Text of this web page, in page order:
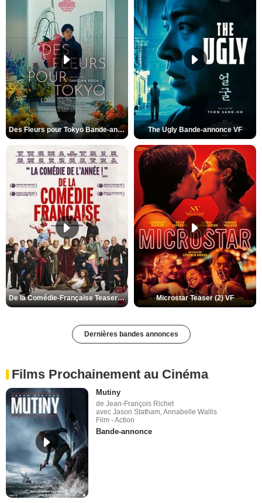
Des Fleurs pour Tokyo Bande-annonce VO STFR The Ugly Bande-annonce VF
De la Comédie-Française Teaser (3) VF Microstar Teaser (2) VF
Dernières bandes annonces
Films Prochainement au Cinéma
Mutiny
de Jean-François Richet
avec Jason Statham, Annabelle Wallis
Film - Action
Bande-annonce